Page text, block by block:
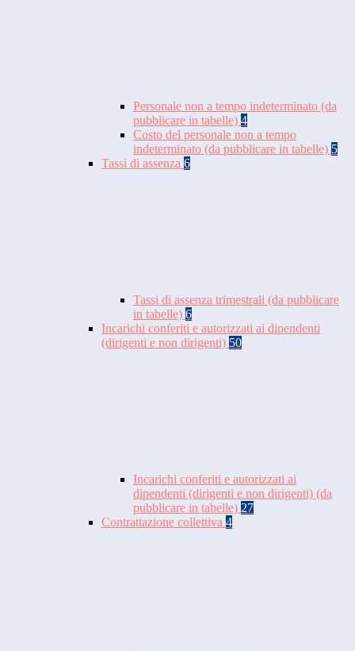
Personale non a tempo indeterminato (da
pubblicare in tabelle) 4
Costo del personale non a tempo
indeterminato (da pubblicare in tabelle) 5
Tassi di assenza 6
Tassi di assenza trimestrali (da pubblicare
in tabelle) 6
Incarichi conferiti e autorizzati ai dipendenti
(dirigenti e non dirigenti) 50
Incarichi conferiti e autorizzati ai
dipendenti (dirigenti e non dirigenti) (da
pubblicare in tabelle) 27
Contrattazione collettiva 4